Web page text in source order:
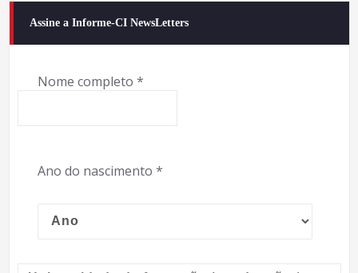
Assine a Informe-CI NewsLetters
Nome completo *
Ano do nascimento *